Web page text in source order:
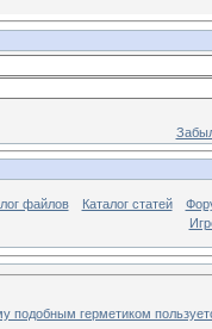
файлов Каталог статей
подобным герметиком